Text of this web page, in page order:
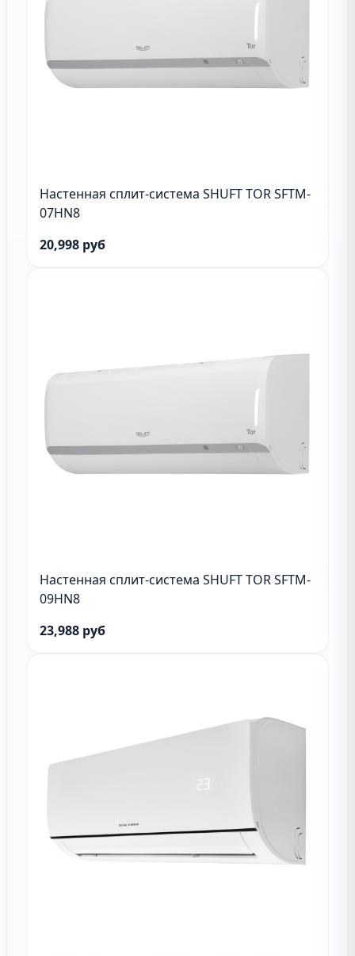
Настенная сплит-система SHUFT TOR SFTM-
07HN8
20,998 руб
Настенная сплит-система SHUFT TOR SFTM-
09HN8
23,988 руб